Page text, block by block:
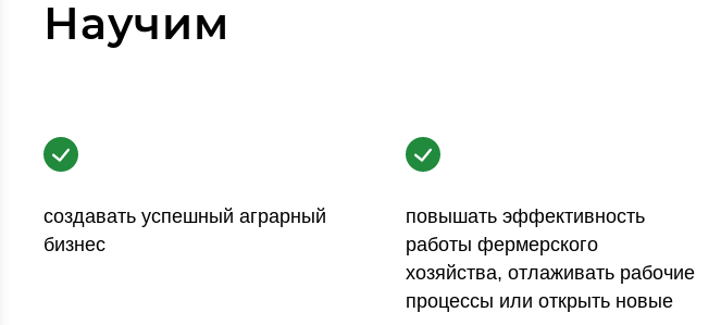
Научим
создавать успешный аграрный
бизнес
повышать эффективность
работы фермерского
хозяйства, отлаживать рабочие
процессы или открыть новые